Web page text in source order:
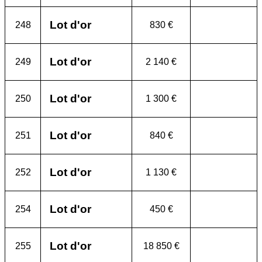
248 Lot d'or 830 €
249 Lot d'or 2 140 €
250 Lot d'or 1 300 €
251 Lot d'or 840 €
252 Lot d'or 1 130 €
254 Lot d'or 450 €
255 Lot d'or 18 850 €